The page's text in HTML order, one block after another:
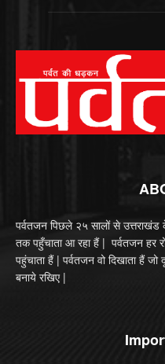
पर्वतजन पिछले २५ सालों से
तक पहुँचाता आ रहा हैं | पर्वतजन
पहुंचाता हैं | पर्वतजन वो दिखाता हैं
बनाये रखिए |